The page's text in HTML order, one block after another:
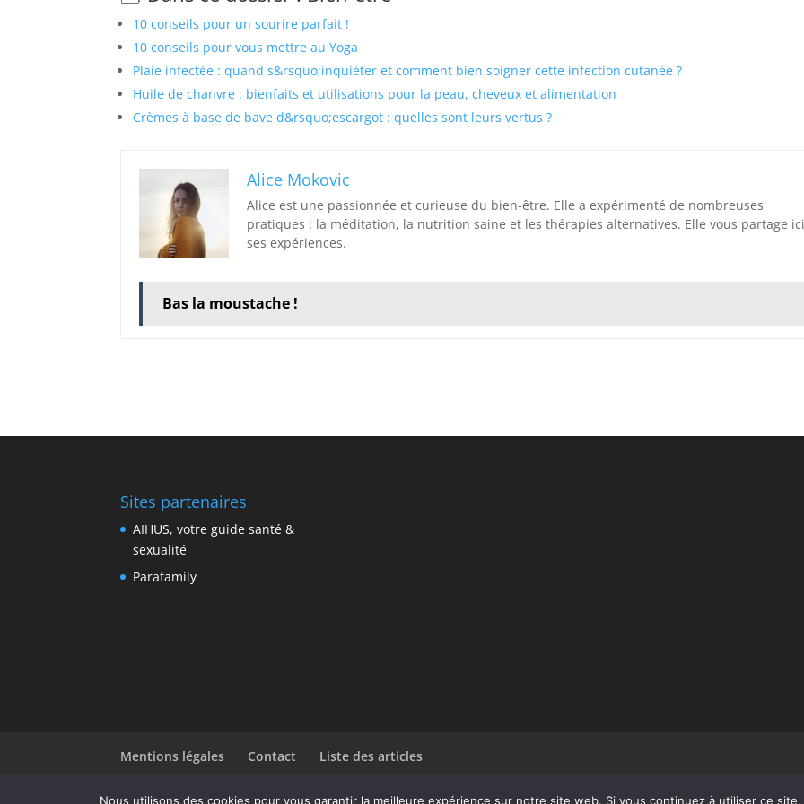
10 conseils pour un sourire parfait !
10 conseils pour vous mettre au Yoga
Plaie infectée : quand s&rsquo;inquiéter et comment bien soigner cette infection cutanée ?
Huile de chanvre : bienfaits et utilisations pour la peau, cheveux et alimentation
Crèmes à base de bave d&rsquo;escargot : quelles sont leurs vertus ?
Alice Mokovic
Alice est une passionnée et curieuse du bien-être. Elle a expérimenté de nombreuses
pratiques : la méditation, la nutrition saine et les thérapies alternatives. Elle vous partage
ses expériences.
Bas la moustache !
Sites partenaires
AIHUS, votre guide santé &
sexualité
Parafamily
Mentions légales Contact Liste des articles
Nous utilisons des cookies pour vous garantir la meilleure expérience sur notre site web. Si vous continuez à utiliser ce